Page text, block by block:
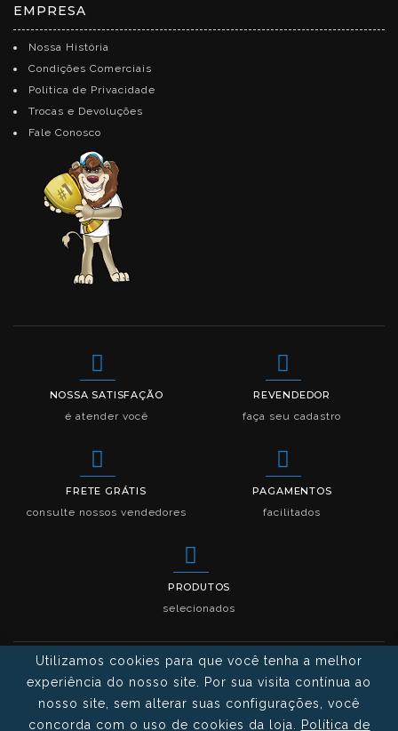
Utilizamos cookies para que você tenha a melhor
experiência do nosso site. Por sua visita contínua ao
nosso site, sem alterar suas configurações, você
concorda com o uso de cookies da loja.
Política de
EMPRESA
Nossa História
Condições Comerciais
Política de Privacidade
Trocas e Devoluções
Fale Conosco
NOSSA SATISFAÇÃO
é atender você
REVENDEDOR
faça seu cadastro
FRETE GRÁTIS
consulte nossos vendedores
PAGAMENTOS
facilitados
PRODUTOS
selecionados